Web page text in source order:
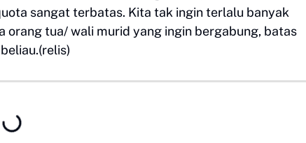
sangat terbatas. Kita tak ingin terlalu banyak
orang tua/ wali murid yang ingin bergabung, batas